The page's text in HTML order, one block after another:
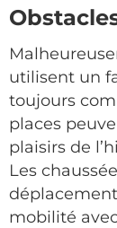
utilisent un
toujours
places
plaisirs de
Les
mobilité